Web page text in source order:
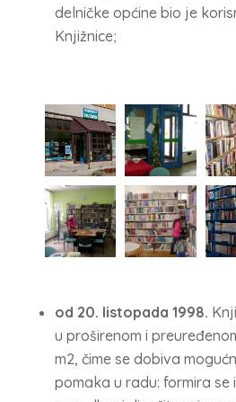
delničke općine bio je
Knjižnice;
od 20. listopada 1998.
u proširenom i
m2, čime se dobiva
pomaka u radu: formira se